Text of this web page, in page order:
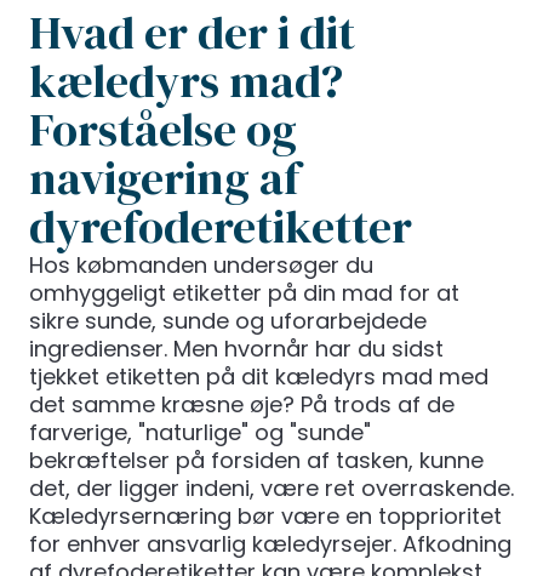
Hvad er der i dit
kæledyrs mad?
Forståelse og
navigering af
dyrefoderetiketter
Hos købmanden undersøger du
omhyggeligt etiketter på din mad for at
sikre sunde, sunde og uforarbejdede
ingredienser. Men hvornår har du sidst
tjekket etiketten på dit kæledyrs mad med
det samme kræsne øje? På trods af de
farverige, "naturlige" og "sunde"
bekræftelser på forsiden af ​​tasken, kunne
det, der ligger indeni, være ret overraskende.
Kæledyrsernæring bør være en topprioritet
for enhver ansvarlig kæledyrsejer. Afkodning